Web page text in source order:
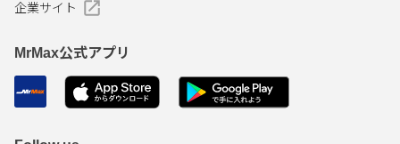
企業サイト
MrMax公式アプリ